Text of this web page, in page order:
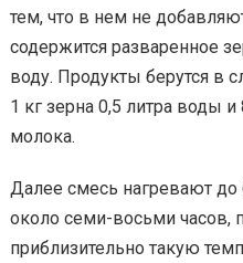
тем, что в нем не
содержится разваренное
воду. Продукты берутся в
1 кг зерна 0,5 литра воды
молока.
Далее смесь нагревают до
около семи-восьми часов,
приблизительно такую